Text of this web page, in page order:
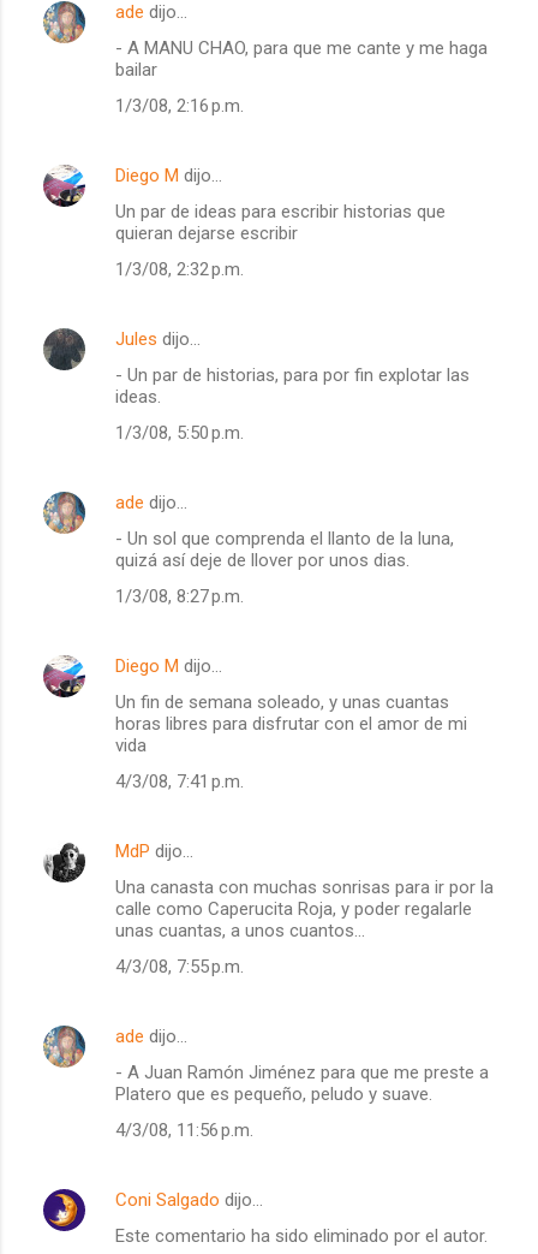
ade dijo…
- A MANU CHAO, para que me cante y me haga
bailar
1/3/08, 2:16 p.m.
Diego M dijo…
Un par de ideas para escribir historias que
quieran dejarse escribir
1/3/08, 2:32 p.m.
Jules dijo…
- Un par de historias, para por fin explotar las
ideas.
1/3/08, 5:50 p.m.
ade dijo…
- Un sol que comprenda el llanto de la luna,
quizá así deje de llover por unos dias.
1/3/08, 8:27 p.m.
Diego M dijo…
Un fin de semana soleado, y unas cuantas
horas libres para disfrutar con el amor de mi
vida
4/3/08, 7:41 p.m.
MdP dijo…
Una canasta con muchas sonrisas para ir por la
calle como Caperucita Roja, y poder regalarle
unas cuantas, a unos cuantos...
4/3/08, 7:55 p.m.
ade dijo…
- A Juan Ramón Jiménez para que me preste a
Platero que es pequeño, peludo y suave.
4/3/08, 11:56 p.m.
Coni Salgado dijo…
Este comentario ha sido eliminado por el autor.